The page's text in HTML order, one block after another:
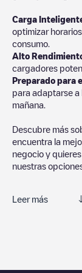
Carga
optimizar
consumo.
Alto
cargadores
Preparado para
para adaptarse a
mañana.
Descubre más
encuentra la
negocio y
nuestras
Leer más